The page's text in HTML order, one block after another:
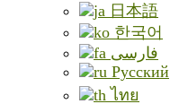
日本語
한국어
فارسی
Русский
ไทย